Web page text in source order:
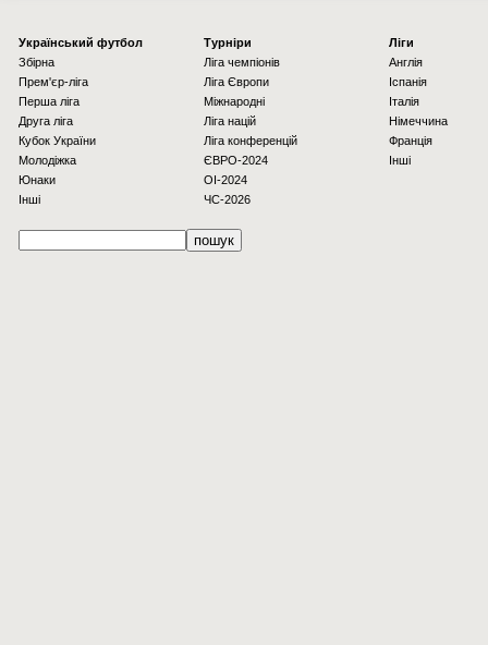
Українcький футбол
Збірна
Прем'єр-ліга
Перша ліга
Друга ліга
Кубок України
Молодіжка
Юнаки
Інші
Турніри
Ліга чемпіонів
Ліга Європи
Міжнародні
Ліга націй
Ліга конференцій
ЄВРО-2024
OI-2024
ЧС-2026
Ліги
Англія
Іспанія
Італія
Німеччина
Франція
Інші